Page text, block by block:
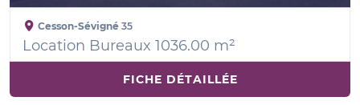
Cesson-Sévigné 35
Location Bureaux 1036.00 m²
FICHE DÉTAILLÉE